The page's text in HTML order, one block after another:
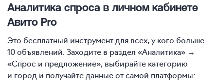
Аналитика спроса в личном кабинете
Авито Pro
Это бесплатный инструмент для всех, у кого больше
10 объявлений. Заходите в раздел «Аналитика» →
«Спрос и предложение», выбирайте категорию
и город и получайте данные от самой платформы: